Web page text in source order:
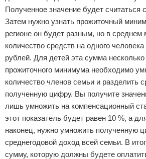
Полученное значение будет считаться
Затем нужно узнать прожиточный
регионе он будет разным, но в среднем
количество средств на одного
рублей. Для детей эта сумма
прожиточного минимума необходимо
количество членов семьи и разделить
полученную цифру. Вы получите
лишь умножить на компенсационный
этот показатель будет равен 10 %, а
наконец, нужно умножить полученную
среднегодовой доход всей семьи. В
сумму, которую должны будете